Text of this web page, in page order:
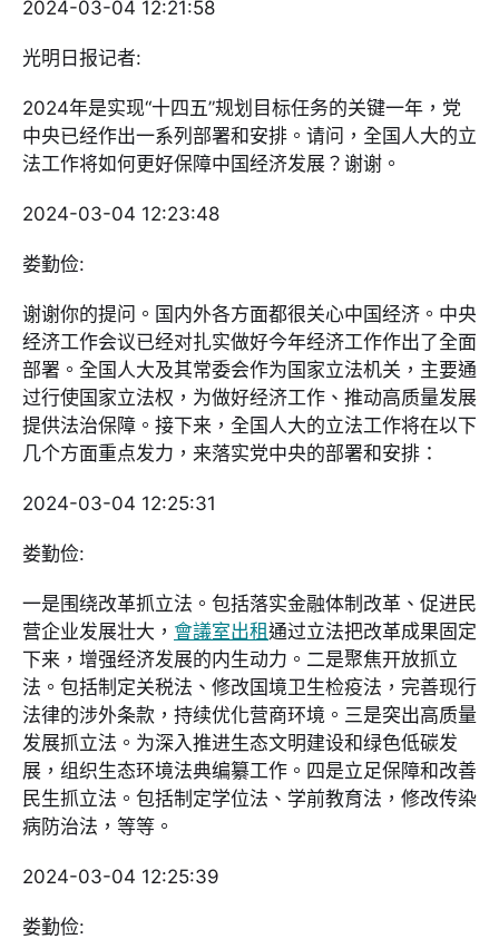
2024-03-04 12:21:58
光明日报记者:
2024年是实现“十四五”规划目标任务的关键一年，党
中央已经作出一系列部署和安排。请问，全国人大的立
法工作将如何更好保障中国经济发展？谢谢。
2024-03-04 12:23:48
娄勤俭:
谢谢你的提问。国内外各方面都很关心中国经济。中央
经济工作会议已经对扎实做好今年经济工作作出了全面
部署。全国人大及其常委会作为国家立法机关，主要通
过行使国家立法权，为做好经济工作、推动高质量发展
提供法治保障。接下来，全国人大的立法工作将在以下
几个方面重点发力，来落实党中央的部署和安排：
2024-03-04 12:25:31
娄勤俭:
一是围绕改革抓立法。包括落实金融体制改革、促进民
营企业发展壮大， 會議室出租通过立法把改革成果固定
下来，增强经济发展的内生动力。二是聚焦开放抓立
法。包括制定关税法、修改国境卫生检疫法，完善现行
法律的涉外条款，持续优化营商环境。三是突出高质量
发展抓立法。为深入推进生态文明建设和绿色低碳发
展，组织生态环境法典编纂工作。四是立足保障和改善
民生抓立法。包括制定学位法、学前教育法，修改传染
病防治法，等等。
2024-03-04 12:25:39
娄勤俭: